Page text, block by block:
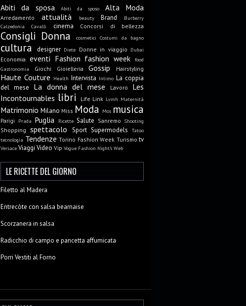
Abiti da sposa Abiti da sposo Alta Moda
Arredamento attualità beauty Brand
Burberry
Calzedonia
Cavalli cinema Concorsi di bellezza
Consigli Donna cosmetici Costumi da bagno
cultura designer Diete Donne in viaggio Dubai
Economia eventi Fashion fashion week
food
Gastronomia
Giochi Gioielleria Gossip Hairstyling
Haute Couture Health Intervista Intimo La coppia
del mese
La donna del mese Lavoro
Les
Incontournables libri Life Link Lvmh Maternità
Matrimonio Milano Miss Moda Mos musica
Parigi Prada Puglia Ricette Salute Sanremo Shooting
Shopping spettacolo Sport Supermodels
Tatoo
tecnologia Tendenze Torino Fashion Week Turismo tv
Versace Viaggi Video Vip Vogue Fashion Night's Web
LE RICETTE DEL GIORNO
Filetto al Madera
Entrecòte con salsa bearnaise
Scorzanera in salsa
Radicchio di campo e pancetta affumicata
Porri Vestiti al Forno